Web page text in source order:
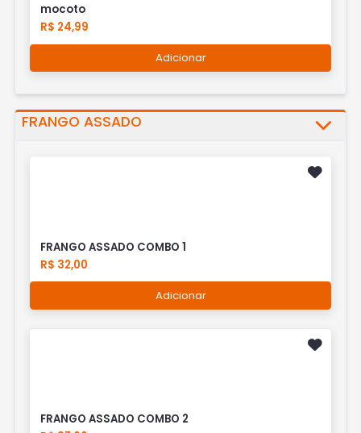
mocoto
R$ 24,99
Adicionar
FRANGO ASSADO
FRANGO ASSADO COMBO 1
R$ 32,00
Adicionar
FRANGO ASSADO COMBO 2